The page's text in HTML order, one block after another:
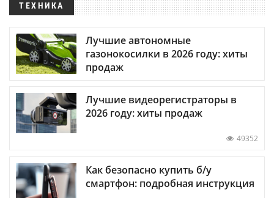
ТЕХНИКА
Лучшие автономные
газонокосилки в 2026 году: хиты
продаж
Лучшие видеорегистраторы в
2026 году: хиты продаж
49352
Как безопасно купить б/у
смартфон: подробная инструкция